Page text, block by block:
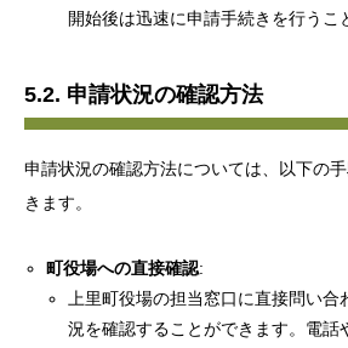
開始後は迅速に申請手続きを行うこ
5.2. 申請状況の確認方法
申請状況の確認方法については、以下の
きます。
町役場への直接確認:
上里町役場の担当窓口に直接問い合
況を確認することができます。電話